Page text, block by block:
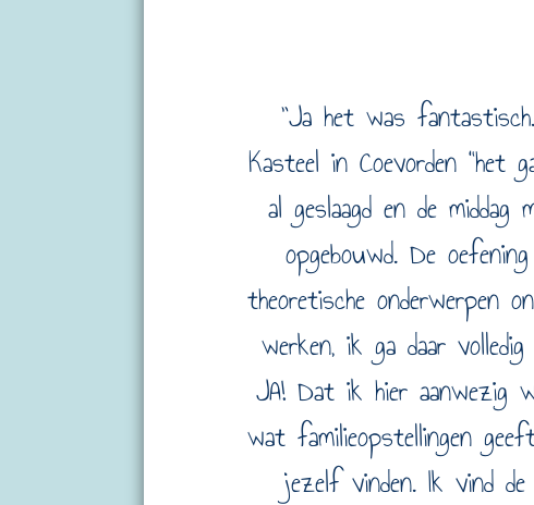
”Ja het was
Kasteel in Coevorden "het
al geslaagd en de
opgebouwd. De
theoretische onderwerpen
werken, ik ga daar
JA! Dat ik hier aanwezig
wat familieopstellingen
jezelf vinden. Ik vind